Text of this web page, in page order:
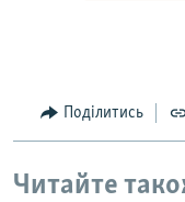
Поділитись
Читайте